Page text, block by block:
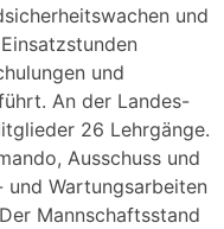
und
und
An der Landes-
26 Lehrgänge.
Ausschuss und
Wartungsarbeiten
Mannschaftsstand